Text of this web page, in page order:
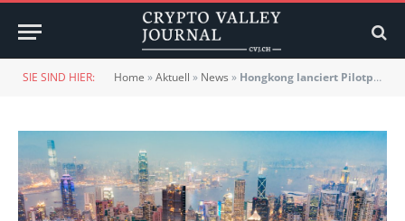
SIE SIND HIER: Home »Aktuell » News » Hongkong lanciert Pilotprogramm mit digitalem Yuan